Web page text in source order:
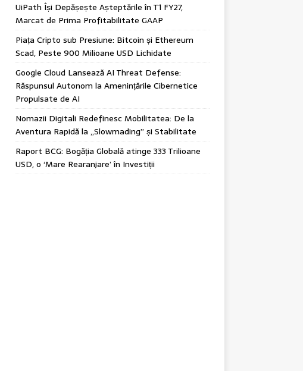
UiPath Își Depășește Așteptările în T1 FY27,
Marcat de Prima Profitabilitate GAAP
Piața Cripto sub Presiune: Bitcoin și Ethereum
Scad, Peste 900 Milioane USD Lichidate
Google Cloud Lansează AI Threat Defense:
Răspunsul Autonom la Amenințările Cibernetice
Propulsate de AI
Nomazii Digitali Redefinesc Mobilitatea: De la
Aventura Rapidă la „Slowmading” și Stabilitate
Raport BCG: Bogăția Globală atinge 333 Trilioane
USD, o ‘Mare Rearanjare’ în Investiții